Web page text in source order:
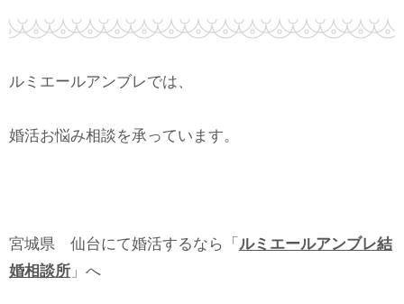
ルミエールアンブレでは、
婚活お悩み相談を承っています。
宮城県 仙台にて婚活するなら「 ルミエールアンブレ結
婚相談所 」へ